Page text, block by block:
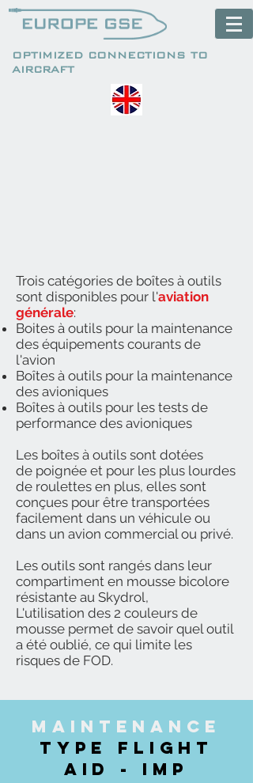
OPTIMIZED CONNECTIONS TO
AIRCRAFT
Trois catégories de boîtes à outils
sont disponibles pour l'aviation
générale:
Boites à outils pour la maintenance
des équipements courants de
l'avion
Boîtes à outils pour la maintenance
des avioniques
Boîtes à outils pour les tests de
performance des avioniques
Les boîtes à outils sont dotées
de poignée et pour les plus lourdes
de roulettes en plus, elles sont
conçues pour être transportées
facilement dans un véhicule ou
dans un avion commercial ou privé.
Les outils sont rangés dans leur
compartiment en mousse bicolore
résistante au Skydrol,
L'utilisation des 2 couleurs de
mousse permet de savoir quel outil
a été oublié, ce qui limite les
risques de FOD.
maintenance
TYPE Flight
Aid - IMP